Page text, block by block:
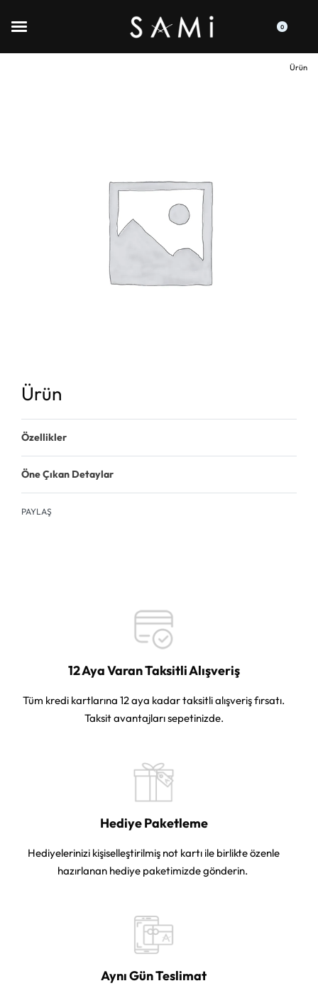
0
Ürün
Ürün
Özellikler
Öne Çıkan Detaylar
PAYLAŞ
12 Aya Varan Taksitli Alışveriş
Tüm kredi kartlarına 12 aya kadar taksitli alışveriş fırsatı.
Taksit avantajları sepetinizde.
Hediye Paketleme
Hediyelerinizi kişiselleştirilmiş not kartı ile birlikte özenle
hazırlanan hediye paketimizde gönderin.
Aynı Gün Teslimat